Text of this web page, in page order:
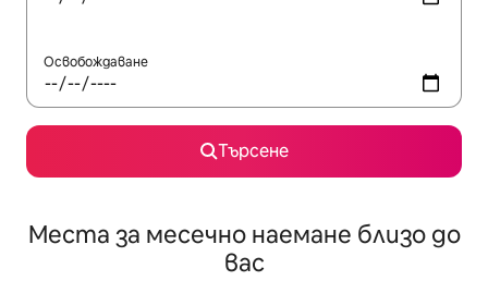
Освобождаване
Търсене
Места за месечно наемане близо до
вас